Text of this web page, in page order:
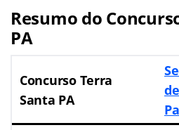
Resumo do
PA
Concurso Terra
Santa PA